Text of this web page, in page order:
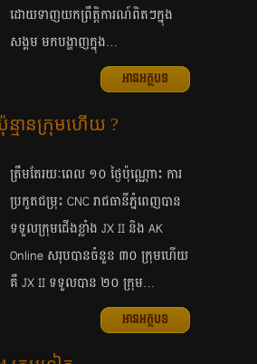
ដោយ​ទាញ​យក​ព្រឹត្តិការណ៍​ពិតៗ​ក្នុង​
សង្គម​ មក​បង្ហាញ​ក្នុង…
អានអត្ថបទ
ន្មាន​ក្រុម​ហើយ ?
ត្រឹម​តែ​រយៈ​ពេល ១០ ថ្ងៃ​ប៉ុណ្ណោះ ការ​
ប្រកួត​ជម្រុះ​ CNC រាជ​ធានី​ភ្នំពេញ​បាន​
ទទួល​ក្រុម​​ជើង​ខ្លាំង JX II និង AK
Online ​សរុប​បាន​ចំនួន ៣០ ក្រុម​ហើយ
គឺ​ JX II ទទួល​បាន​ ២០ ក្រុម…
អានអត្ថបទ